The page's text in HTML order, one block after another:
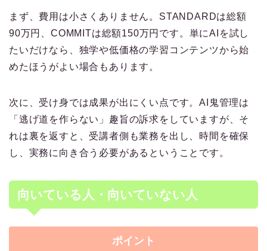
まず、費用は小さくありません。STANDARDは総額
90万円、COMMITは総額150万円です。単にAIを試し
たいだけなら、独学や低価格の学習コンテンツから始
めたほうがよい場合もあります。
次に、受け身では成果が出にくい点です。AI鬼管理は
「逃げ道を作らない」趣旨の訴求をしていますが、そ
れは裏を返すと、受講者側も業務を出し、時間を確保
し、実務に向き合う必要があるということです。
向いている人・向いていない人
ポイント